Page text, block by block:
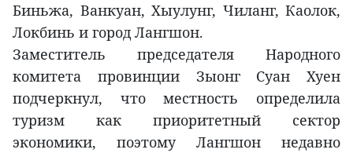
Биньжа, Ванкуан, Хыулунг, Чиланг, Каолок,
Локбинь и город Лангшон.
Заместитель председателя Народного
комитета провинции Зыонг Суан Хуен
подчеркнул, что местность определила
туризм как приоритетный сектор
экономики, поэтому Лангшон недавно